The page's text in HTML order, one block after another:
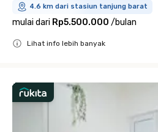
4.6 km dari stasiun tanjung barat
mulai dari Rp5.500.000 /bulan
Lihat info lebih banyak